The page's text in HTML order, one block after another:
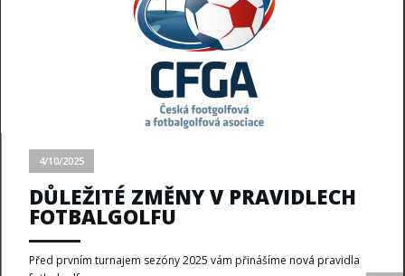
4/10/2025
DŮLEŽITÉ ZMĚNY V PRAVIDLECH
FOTBALGOLFU
Před prvním turnajem sezóny 2025 vám přinášíme nová pravidla